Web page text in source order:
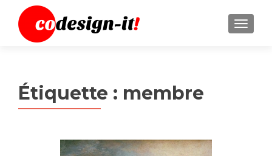
MENU
Étiquette : membre